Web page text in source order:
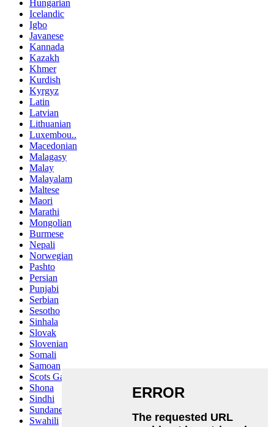
Hungarian
Icelandic
Igbo
Javanese
Kannada
Kazakh
Khmer
Kurdish
Kyrgyz
Latin
Latvian
Lithuanian
Luxembou..
Macedonian
Malagasy
Malay
Malayalam
Maltese
Maori
Marathi
Mongolian
Burmese
Nepali
Norwegian
Pashto
Persian
Punjabi
Serbian
Sesotho
Sinhala
Slovak
Slovenian
Somali
Samoan
Scots Gaelic
Shona
Sindhi
Sundanese
Swahili